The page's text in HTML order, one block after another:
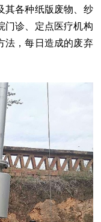
其各种纸版废物、纱
门诊、定点医疗机构
法，每日造成的废弃